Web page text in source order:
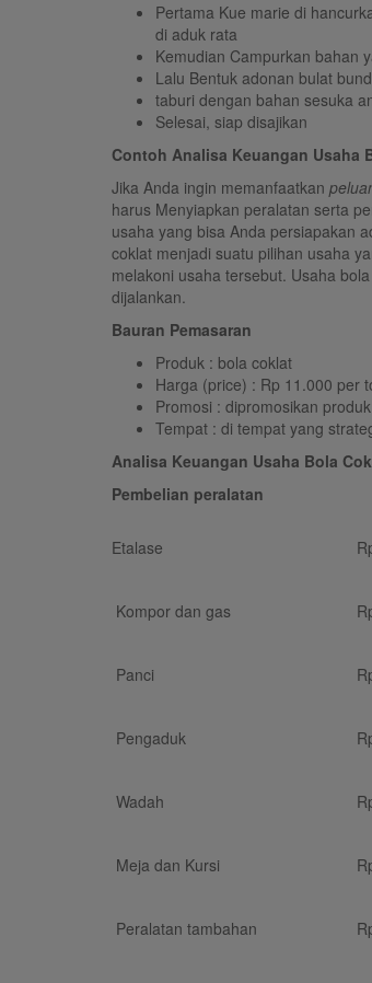
Pertama Kue marie di
di aduk rata
Kemudian Campurkan bahan
Lalu Bentuk adonan bulat
taburi dengan bahan sesuka
Selesai, siap disajikan
Contoh Analisa Keuangan Usaha
Jika Anda ingin memanfaatkan
harus Menyiapkan peralatan serta
usaha yang bisa Anda persiapakan
coklat menjadi suatu pilihan usaha
melakoni usaha tersebut. Usaha
dijalankan.
Bauran Pemasaran
Produk : bola coklat
Harga (price) : Rp 11.000 per
Promosi : dipromosikan
Tempat : di tempat yang
Analisa Keuangan Usaha Bola
Pembelian peralatan
Etalase
Kompor dan gas
Panci
Pengaduk
Wadah
Meja dan Kursi
Peralatan tambahan